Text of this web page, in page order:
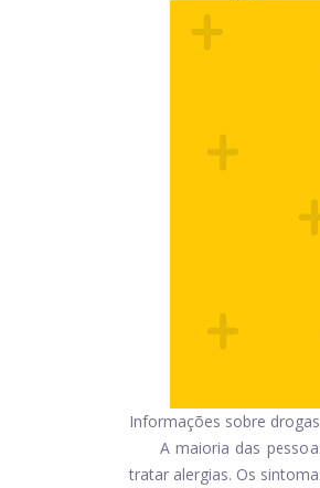
Informações sobre drogas
A maioria das
tratar alergias. Os